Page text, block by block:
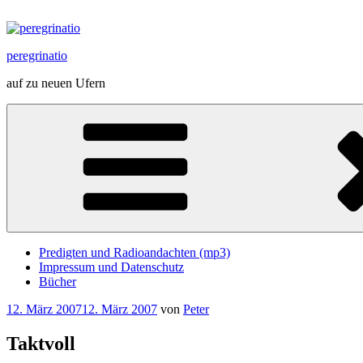
Inhalt
peregrinatio
auf zu neuen Ufern
Predigten und Radioandachten (mp3)
Impressum und Datenschutz
Bücher
Veröffentlicht
12. März 200712. März 2007 von Peter
Taktvoll